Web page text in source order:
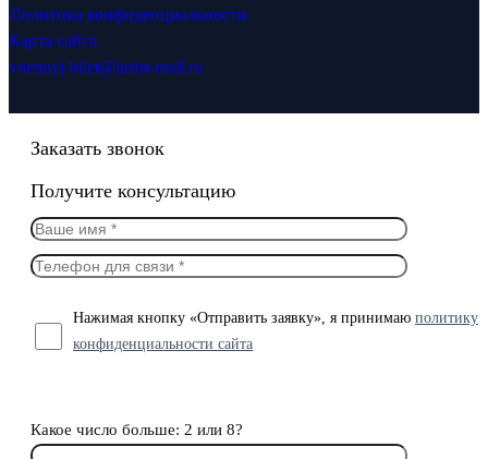
Политика конфиденциальности
Карта сайта
voennyj-bilet@jurist-mail.ru
Заказать звонок
Получите консультацию
Нажимая кнопку «Отправить заявку», я принимаю политику
конфиденциальности сайта
Какое число больше: 2 или 8?